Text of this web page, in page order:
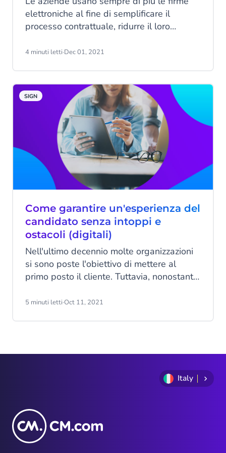
elettroniche al fine di semplificare il
processo contrattuale, ridurre il loro
4 minuti letti·Dec 01, 2021
SIGN
Come garantire un'esperienza del
candidato senza intoppi e
ostacoli (digitali)
Nell'ultimo decennio molte organizzazioni
si sono poste l'obiettivo di mettere al
primo posto il cliente. Tuttavia, nonostante
mercato del lavoro, questo principio non
processi potrebbe aiutare a colmare
5 minuti letti·Oct 11, 2021
Italy